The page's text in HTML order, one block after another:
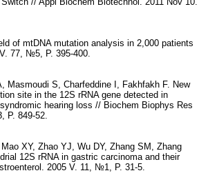
of mtDNA mutation analysis in 2,000 patients
77, №5, P. 395-400.
Masmoudi S, Charfeddine I, Fakhfakh F. New
site in the 12S rRNA gene detected in
hearing loss // Biochem Biophys Res
P. 849-52.
XY, Zhao YJ, Wu DY, Zhang SM, Zhang
12S rRNA in gastric carcinoma and their
2005 V. 11, №1, P. 31-5.